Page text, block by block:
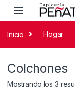
Inicio Hogar
Colchones
Mostrando los 3